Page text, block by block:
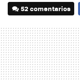
52 comentarios